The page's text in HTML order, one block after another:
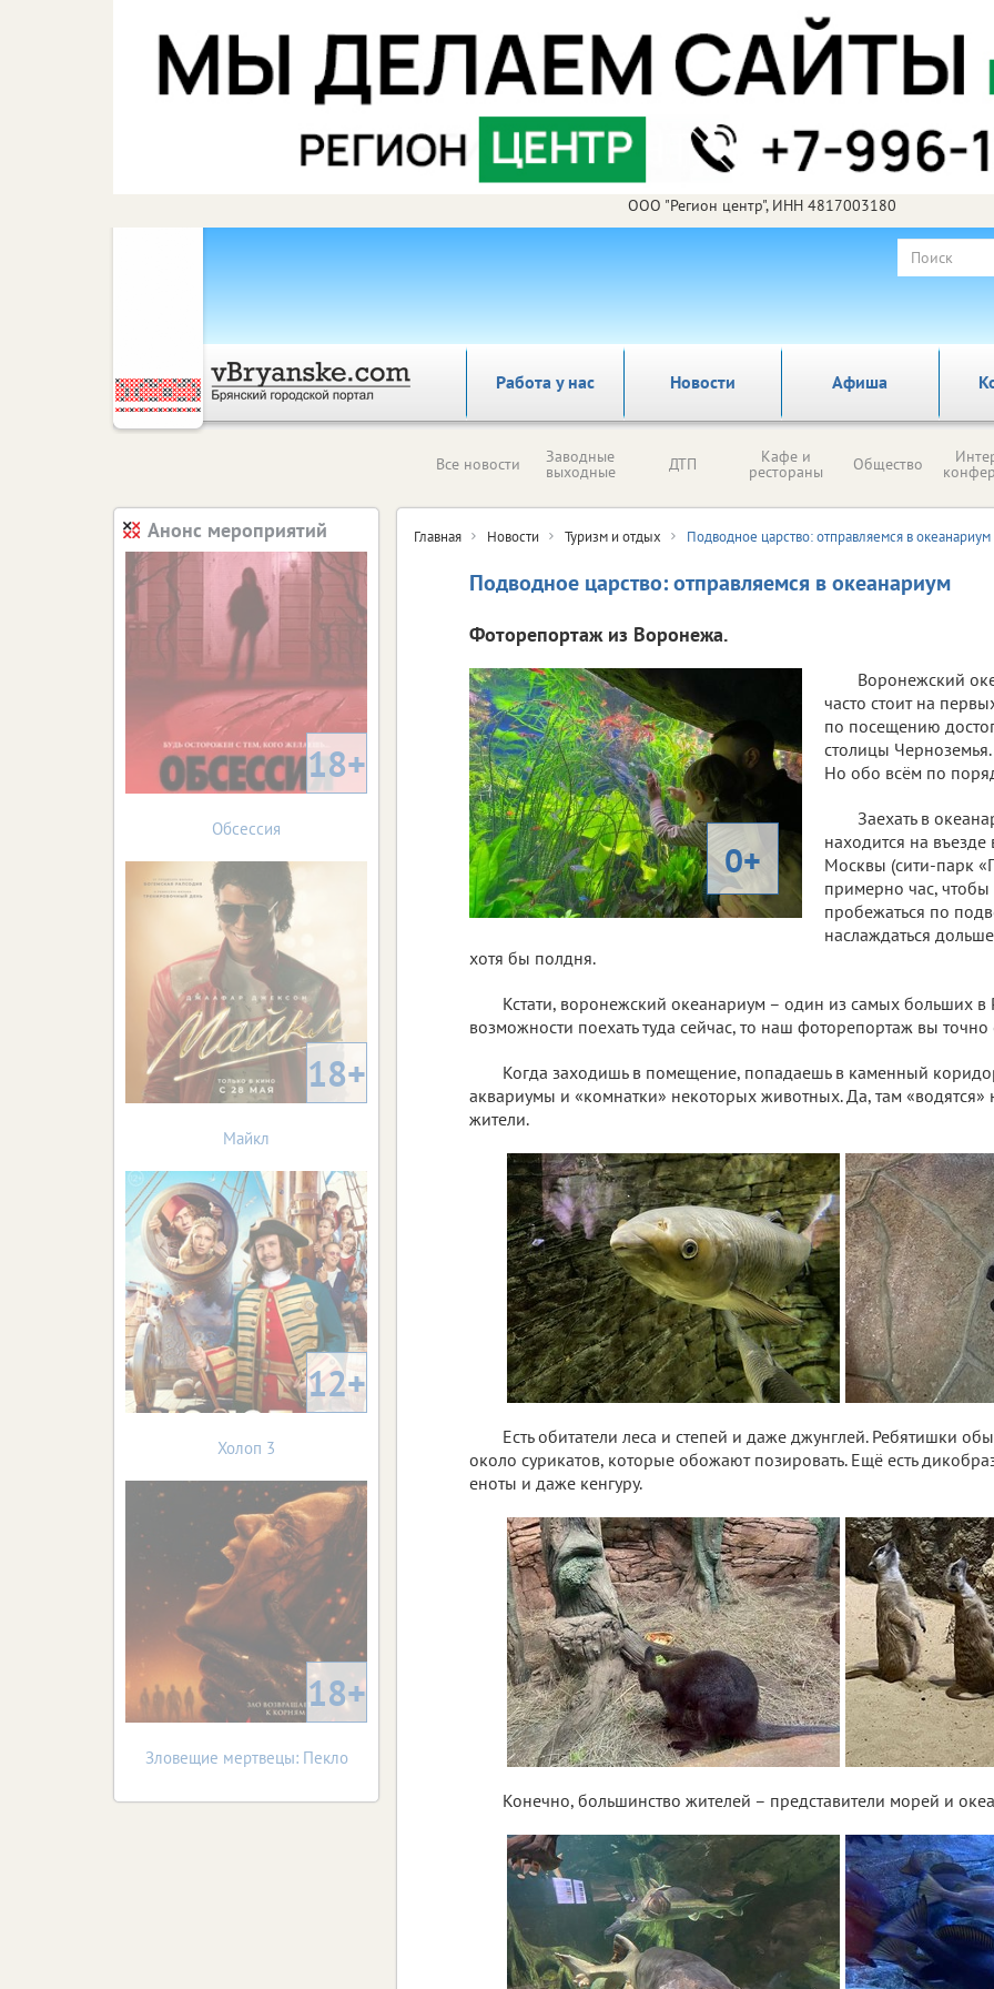
ООО "Регион центр", ИНН 4817003180
Работа у нас Новости Афиша
Все новости Заводные
выходные ДТП Кафе и
рестораны Общество
Главная Новости Туризм и отдых Подводное царство: отправляемся в океанариум
Подводное царство: отправляемся в океанариум
Фоторепортаж из Воронежа.
0+
Воронежский
часто стоит на
по посещению
столицы Черноземья.
Но обо всём по
Заехать в
находится на
Москвы (сити-парк
примерно час,
пробежаться по
наслаждаться
хотя бы полдня.
Кстати, воронежский океанариум – один из самых больших в
возможности поехать туда сейчас, то наш фоторепортаж вы точно
Когда заходишь в помещение, попадаешь в каменный
аквариумы и «комнатки» некоторых животных. Да, там «водятся»
жители.
Есть обитатели леса и степей и даже джунглей. Ребятишки
около сурикатов, которые обожают позировать. Ещё есть
еноты и даже кенгуру.
Конечно, большинство жителей – представители морей и
Анонс мероприятий
18+
Обсессия
18+
Майкл
12+
Холоп 3
18+
Зловещие мертвецы: Пекло